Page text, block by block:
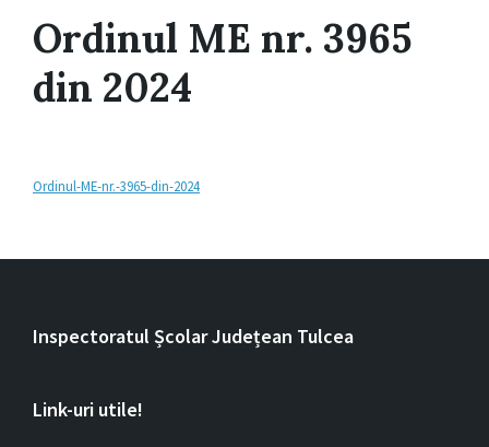
Ordinul ME nr. 3965
din 2024
Ordinul-ME-nr.-3965-din-2024
Inspectoratul Școlar Județean Tulcea
Link-uri utile!